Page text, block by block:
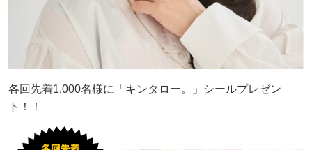
各回先着1,000名様に「キンタロー。」シールプレゼン
ト！！